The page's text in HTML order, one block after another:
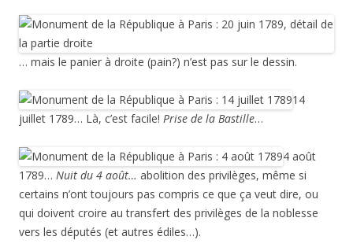
… mais le panier à droite (pain?) n’est pas sur le dessin.
14
juillet 1789… Là, c’est facile! Prise de la Bastille…
4 août
1789… Nuit du 4 août… abolition des privilèges, même si
certains n’ont toujours pas compris ce que ça veut dire, ou
qui doivent croire au transfert des privilèges de la noblesse
vers les députés (et autres édiles…).